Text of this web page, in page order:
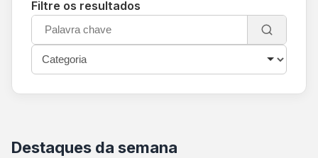
Filtre os resultados
Destaques da semana